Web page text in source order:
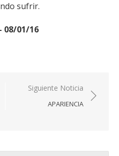
sufrir.
08/01/16
Siguiente Noticia
APARIENCIA